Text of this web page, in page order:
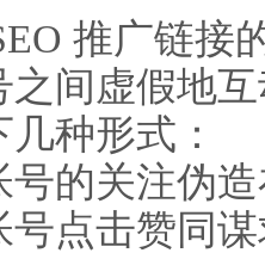
推广链接
之间虚假地
种形式：
号的关注伪
号点击赞同